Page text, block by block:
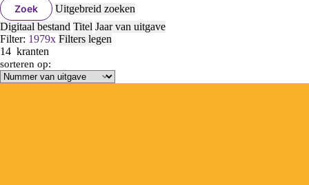
Zoek
Uitgebreid zoeken
Digitaal bestand Titel Jaar van uitgave
Filter: 1979x Filters legen
14 kranten
sorteren op: